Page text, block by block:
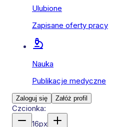
Ulubione
Zapisane oferty pracy
Nauka
Publikacje medyczne
Zaloguj się Załóż profil
Czcionka:
16px